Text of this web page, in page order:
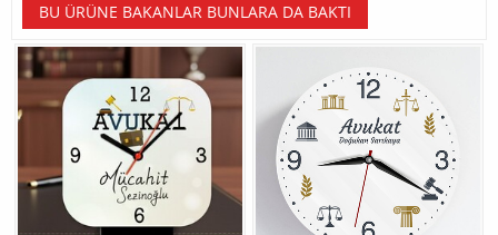
BU ÜRÜNE BAKANLAR BUNLARA DA BAKTI